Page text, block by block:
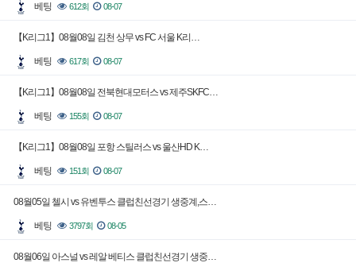
베팅 612회 08-07
【K리그1】08월08일 김천 상무 vs FC 서울 K리…
베팅 617회 08-07
【K리그1】08월08일 전북현대모터스 vs 제주SKFC…
베팅 155회 08-07
【K리그1】08월08일 포항 스틸러스 vs 울산HD K…
베팅 151회 08-07
08월05일 첼시 vs 유벤투스 클럽친선경기 생중계,스…
베팅 3797회 08-05
08월06일 아스널 vs 레알 베티스 클럽친선경기 생중…